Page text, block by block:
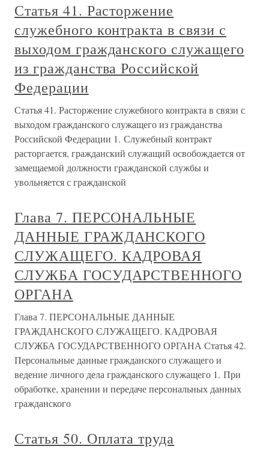
Статья 41. Расторжение
служебного контракта в связи с
выходом гражданского служащего
из гражданства Российской
Федерации
Статья 41. Расторжение служебного контракта в связи с
выходом гражданского служащего из гражданства
Российской Федерации 1. Служебный контракт
расторгается, гражданский служащий освобождается от
замещаемой должности гражданской службы и
увольняется с гражданской
Глава 7. ПЕРСОНАЛЬНЫЕ
ДАННЫЕ ГРАЖДАНСКОГО
СЛУЖАЩЕГО. КАДРОВАЯ
СЛУЖБА ГОСУДАРСТВЕННОГО
ОРГАНА
Глава 7. ПЕРСОНАЛЬНЫЕ ДАННЫЕ
ГРАЖДАНСКОГО СЛУЖАЩЕГО. КАДРОВАЯ
СЛУЖБА ГОСУДАРСТВЕННОГО ОРГАНА Статья 42.
Персональные данные гражданского служащего и
ведение личного дела гражданского служащего 1. При
обработке, хранении и передаче персональных данных
гражданского
Статья 50. Оплата труда